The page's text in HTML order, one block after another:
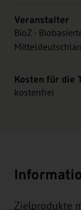
Veranstalter
BioZ -
Kosten für die
kostenfrei
Zielprodukte